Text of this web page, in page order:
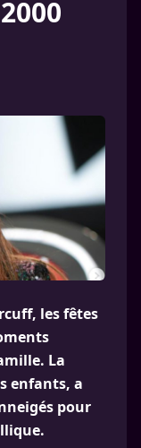
les fêtes
La
enfants, a
pour